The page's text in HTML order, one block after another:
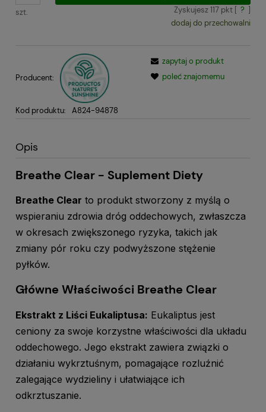
szt. Zyskujesz117pkt [ ? ]
dodaj do przechowalni
Producent:
Kod produktu: A824-94878
zapytaj o produkt
poleć znajomemu
Opis
Breathe Clear - Suplement Diety
Breathe Clear to produkt stworzony z myślą o
wspieraniu zdrowia dróg oddechowych, zwłaszcza
w okresach zwiększonego ryzyka, takich jak
zmiany pór roku czy podwyższone stężenie
pyłków.
Główne Właściwości Breathe Clear
Ekstrakt z Liści Eukaliptusa: Eukaliptus jest
ceniony za swoje korzystne właściwości dla układu
oddechowego. Jego ekstrakt zawiera związki o
działaniu wykrztuśnym, pomagające rozluźnić
zalegające wydzieliny i ułatwiające ich
odkrztuszanie.